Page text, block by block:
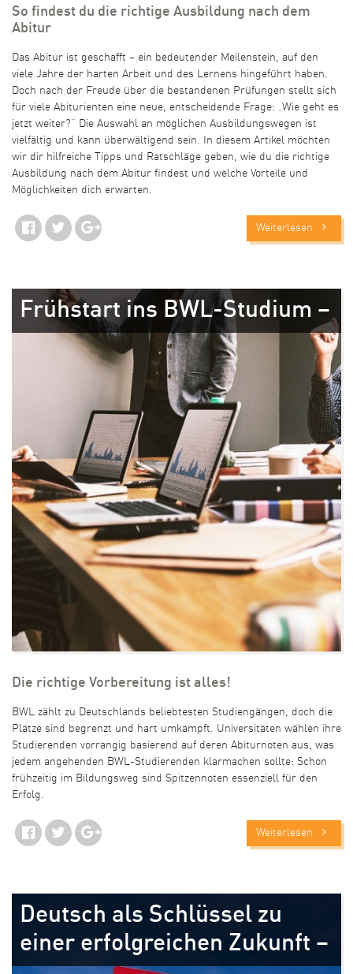
So findest du die richtige Ausbildung nach dem
Abitur
Das Abitur ist geschafft – ein bedeutender Meilenstein, auf den
viele Jahre der harten Arbeit und des Lernens hingeführt haben.
Doch nach der Freude über die bestandenen Prüfungen stellt sich
für viele Abiturienten eine neue, entscheidende Frage: „Wie geht es
jetzt weiter?“ Die Auswahl an möglichen Ausbildungswegen ist
vielfältig und kann überwältigend sein. In diesem Artikel möchten
wir dir hilfreiche Tipps und Ratschläge geben, wie du die richtige
Ausbildung nach dem Abitur findest und welche Vorteile und
Möglichkeiten dich erwarten.
Weiterlesen
Frühstart ins BWL-Studium –
Die richtige Vorbereitung ist alles!
BWL zählt zu Deutschlands beliebtesten Studiengängen, doch die
Plätze sind begrenzt und hart umkämpft. Universitäten wählen ihre
Studierenden vorrangig basierend auf deren Abiturnoten aus, was
jedem angehenden BWL-Studierenden klarmachen sollte: Schon
frühzeitig im Bildungsweg sind Spitzennoten essenziell für den
Erfolg.
Weiterlesen
Deutsch als Schlüssel zu
einer erfolgreichen Zukunft –